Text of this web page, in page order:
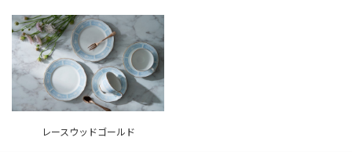
レースウッドゴールド